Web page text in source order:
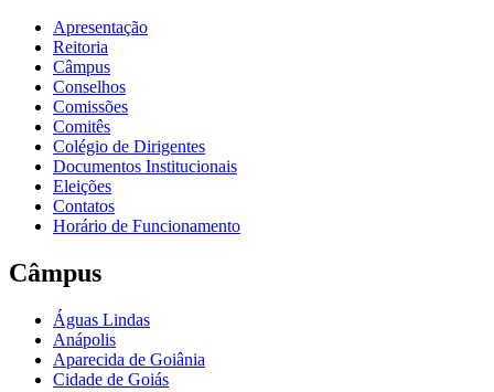
Apresentação
Reitoria
Câmpus
Conselhos
Comissões
Comitês
Colégio de Dirigentes
Documentos Institucionais
Eleições
Contatos
Horário de Funcionamento
Câmpus
Águas Lindas
Anápolis
Aparecida de Goiânia
Cidade de Goiás